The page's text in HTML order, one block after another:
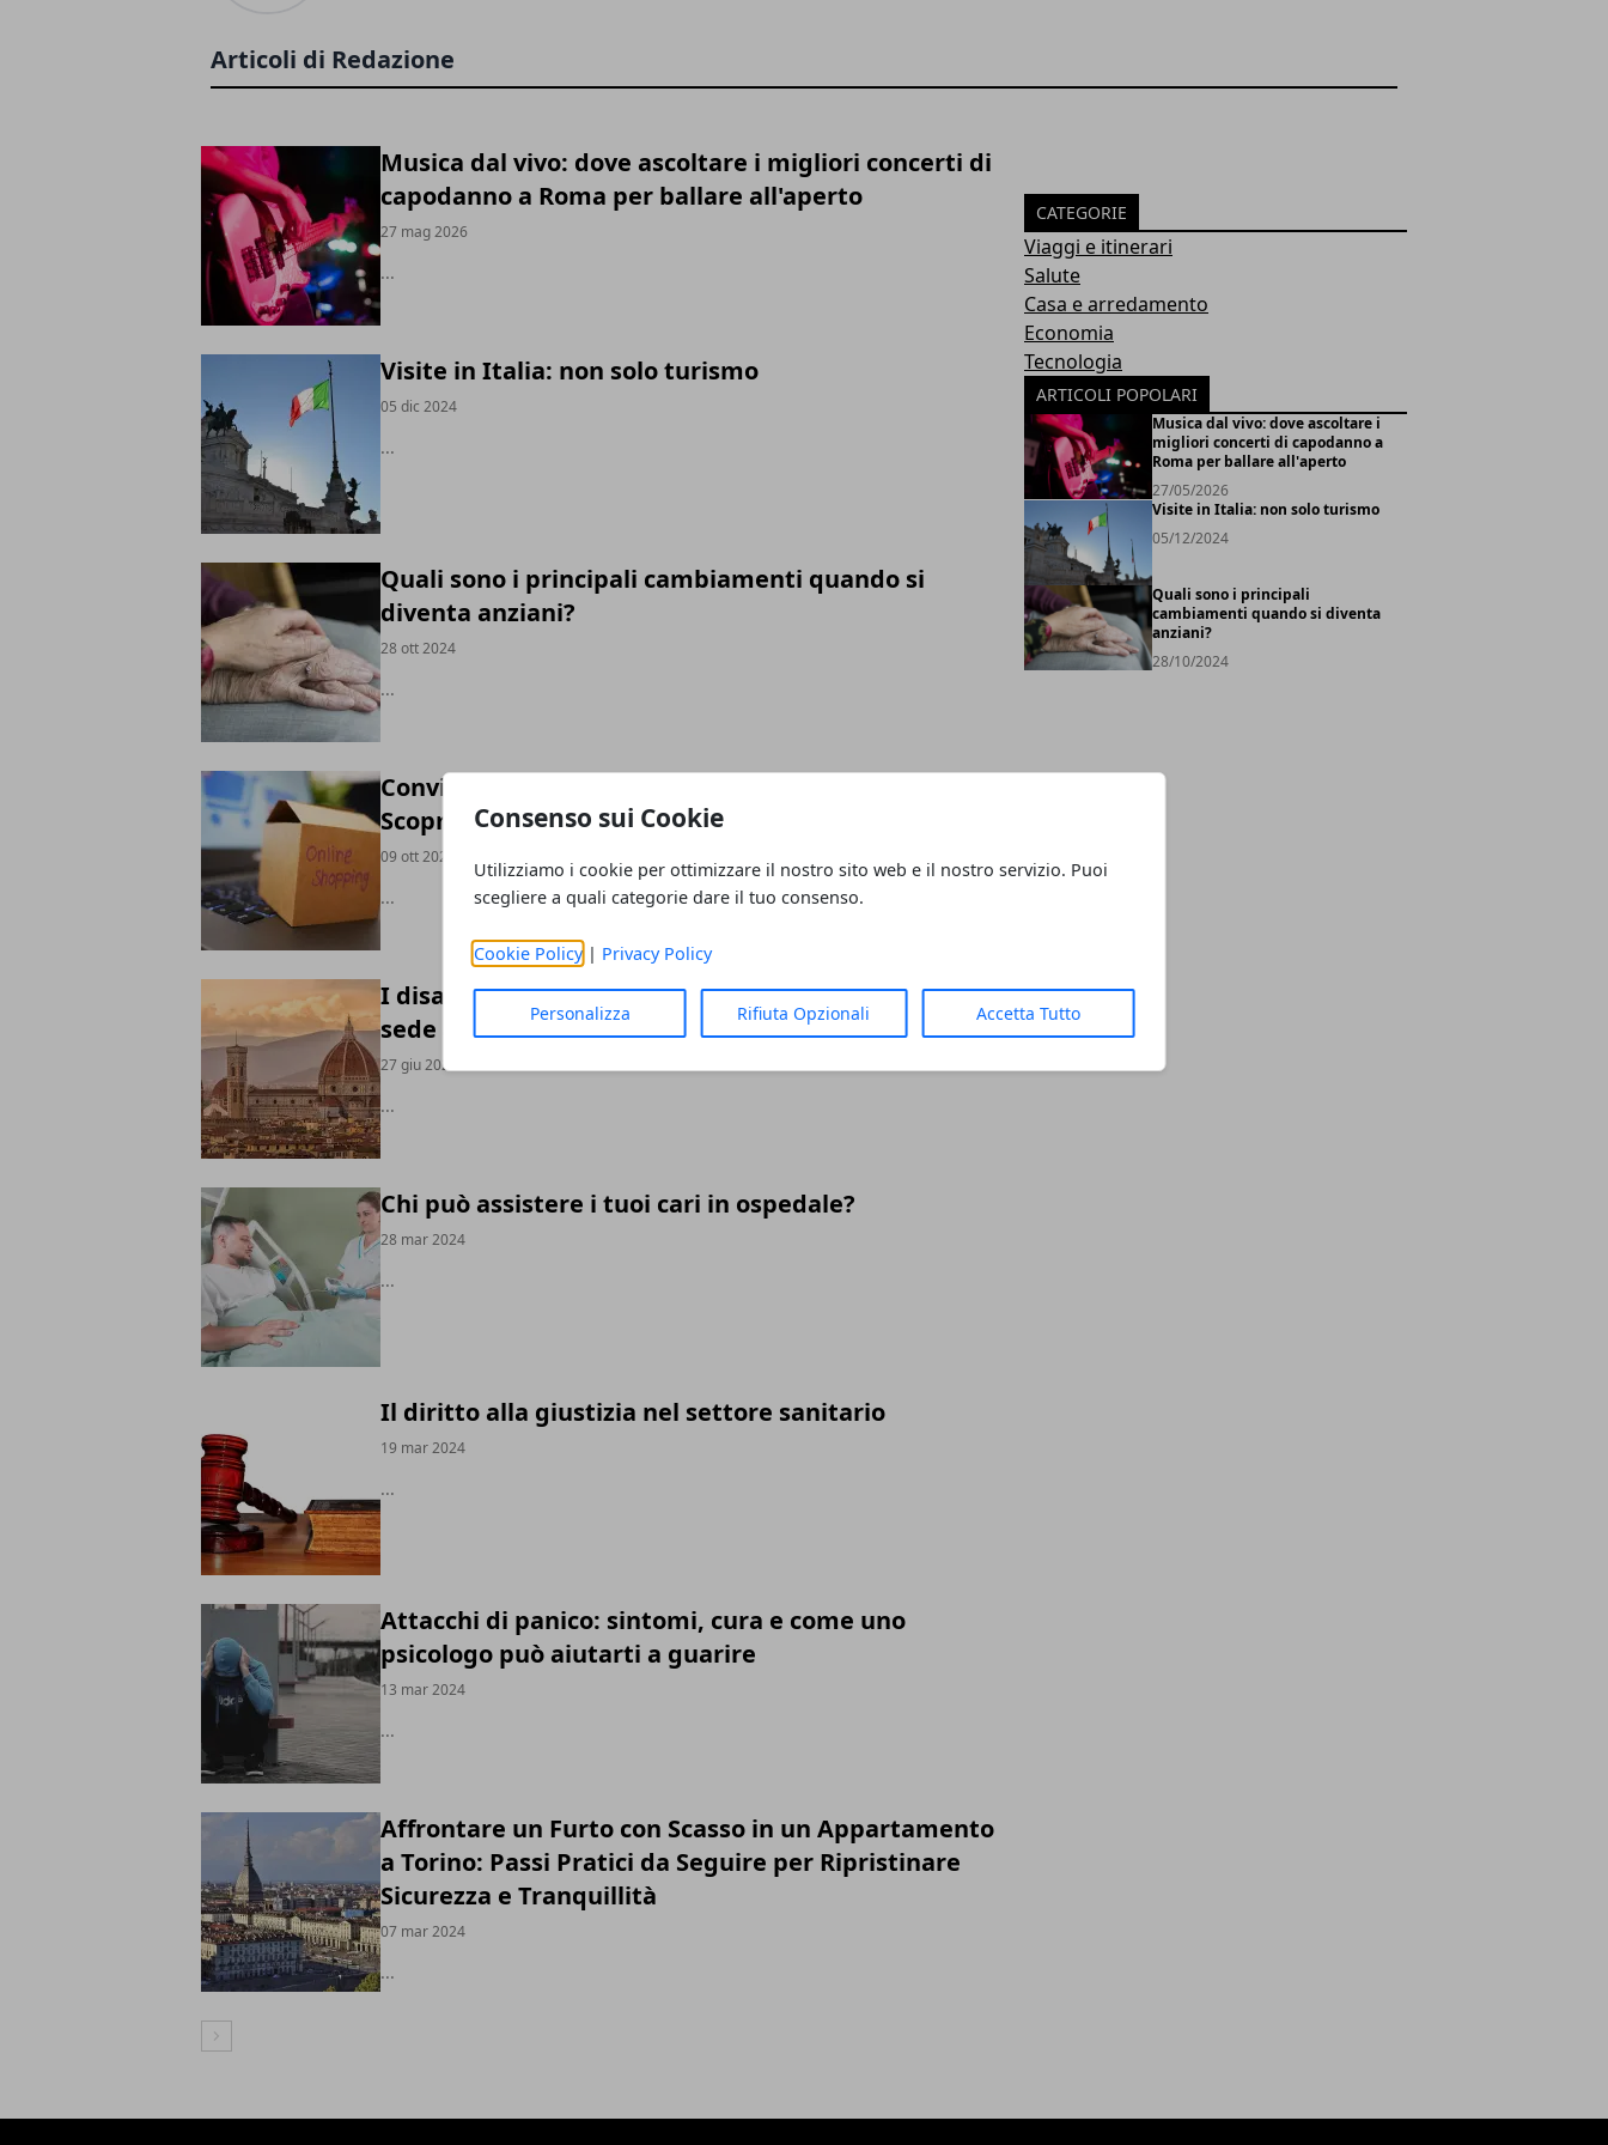
Consenso sui Cookie
Utilizziamo i cookie per ottimizzare il nostro sito web e il nostro servizio. Puoi
scegliere a quali categorie dare il tuo consenso.
Cookie Policy| Privacy Policy
Personalizza Rifiuta Opzionali Accetta Tutto
Articoli di Redazione
Musica dal vivo: dove ascoltare i migliori concerti di
capodanno a Roma per ballare all'aperto
27 mag 2026
...
Visite in Italia: non solo turismo
05 dic 2024
...
Quali sono i principali cambiamenti quando si
diventa anziani?
28 ott 2024
...
Conviene davvero comprare mobili online?
Scopriamolo insieme!
09 ott 2024
...
I disagi più comuni affrontati dagli studenti fuori
sede a Firenze
27 giu 2024
...
Chi può assistere i tuoi cari in ospedale?
28 mar 2024
...
Il diritto alla giustizia nel settore sanitario
19 mar 2024
...
Attacchi di panico: sintomi, cura e come uno
psicologo può aiutarti a guarire
13 mar 2024
...
Affrontare un Furto con Scasso in un Appartamento
a Torino: Passi Pratici da Seguire per Ripristinare
Sicurezza e Tranquillità
07 mar 2024
...
Articolo Successivo
CATEGORIE
Viaggi e itinerari
Salute
Casa e arredamento
Economia
Tecnologia
ARTICOLI POPOLARI
Musica dal vivo: dove ascoltare i
migliori concerti di capodanno a
Roma per ballare all'aperto
27/05/2026
Visite in Italia: non solo turismo
05/12/2024
Quali sono i principali
cambiamenti quando si diventa
anziani?
28/10/2024